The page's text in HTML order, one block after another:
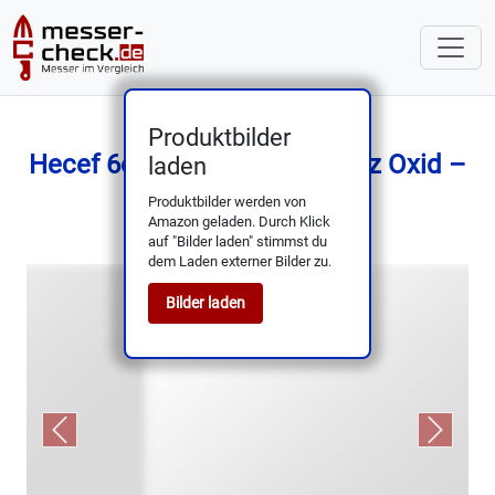
Produktbilder
laden
Produktbilder werden von
Amazon geladen. Durch Klick
auf "Bilder laden" stimmst du
dem Laden externer Bilder zu.
Bilder laden
Hecef 6er Messerset Schwarz Oxid –
Klingen & Schutz
Previous Next